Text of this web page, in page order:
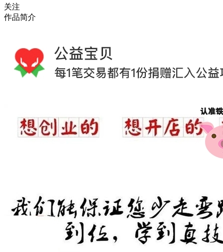
关注
作品简介